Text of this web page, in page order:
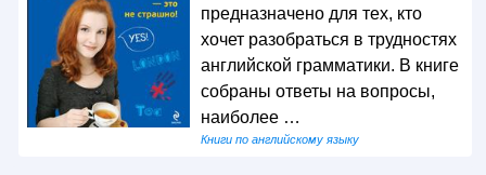
предназначено для тех, кто
хочет разобраться в трудностях
английской грамматики. В книге
собраны ответы на вопросы,
наиболее …
Книги по английскому языку